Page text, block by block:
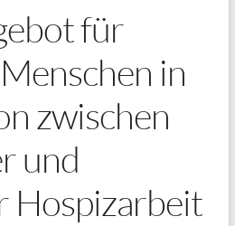
für
in
zwischen
und
Hospizarbeit